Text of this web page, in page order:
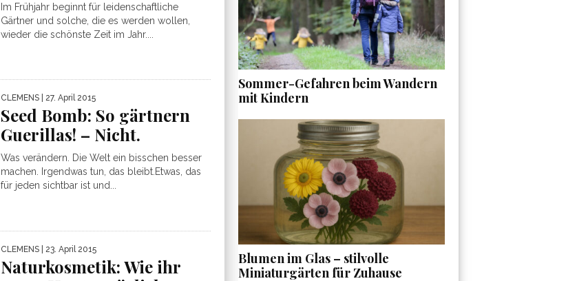
Im Frühjahr beginnt für leidenschaftliche
Gärtner und solche, die es werden wollen,
wieder die schönste Zeit im Jahr....
CLEMENS | 27. April 2015
Seed Bomb: So gärtnern
Guerillas! – Nicht.
Was verändern. Die Welt ein bisschen besser
machen. Irgendwas tun, das bleibt.Etwas, das
für jeden sichtbar ist und...
CLEMENS | 23. April 2015
Naturkosmetik: Wie ihr
Sommer-Gefahren beim Wandern
mit Kindern
Blumen im Glas – stilvolle
Miniaturgärten für Zuhause